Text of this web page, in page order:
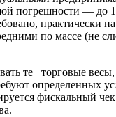
погрешности — до
практически
по массе
те торговые весы,
определенных
фискальный